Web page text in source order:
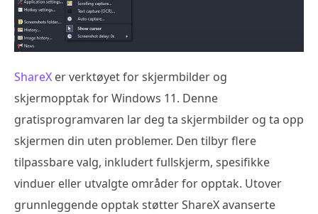
ShareX er verktøyet for skjermbilder og
skjermopptak for Windows 11. Denne
gratisprogramvaren lar deg ta skjermbilder og ta opp
skjermen din uten problemer. Den tilbyr flere
tilpassbare valg, inkludert fullskjerm, spesifikke
vinduer eller utvalgte områder for opptak. Utover
grunnleggende opptak støtter ShareX avanserte